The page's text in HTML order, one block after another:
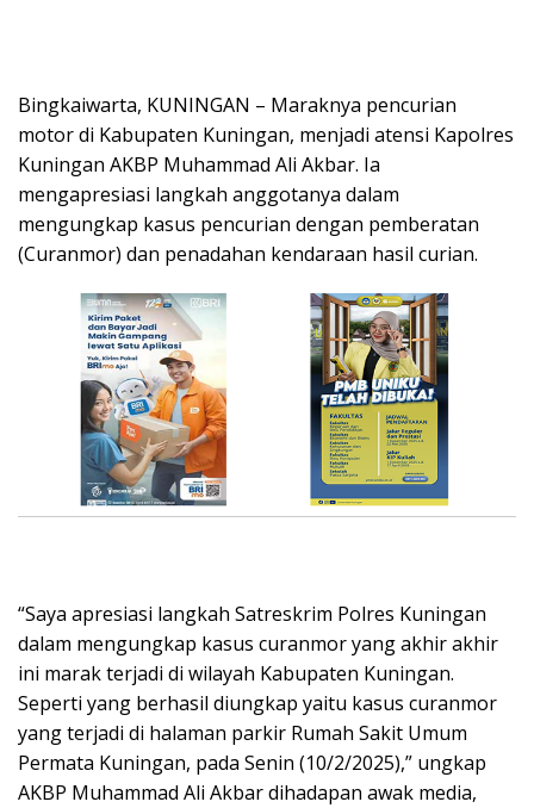
Bingkaiwarta, KUNINGAN – Maraknya pencurian
motor di Kabupaten Kuningan, menjadi atensi Kapolres
Kuningan AKBP Muhammad Ali Akbar. Ia
mengapresiasi langkah anggotanya dalam
mengungkap kasus pencurian dengan pemberatan
(Curanmor) dan penadahan kendaraan hasil curian.
“Saya apresiasi langkah Satreskrim Polres Kuningan
dalam mengungkap kasus curanmor yang akhir akhir
ini marak terjadi di wilayah Kabupaten Kuningan.
Seperti yang berhasil diungkap yaitu kasus curanmor
yang terjadi di halaman parkir Rumah Sakit Umum
Permata Kuningan, pada Senin (10/2/2025),” ungkap
AKBP Muhammad Ali Akbar dihadapan awak media,